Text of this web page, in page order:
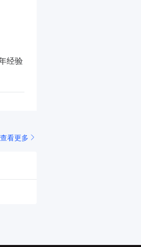
经验
查看更多